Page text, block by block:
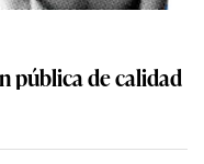
pública de calidad